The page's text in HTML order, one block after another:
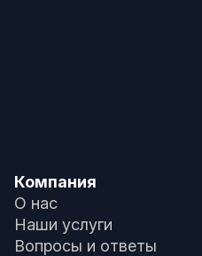
Компания
О нас
Наши услуги
Вопросы и ответы